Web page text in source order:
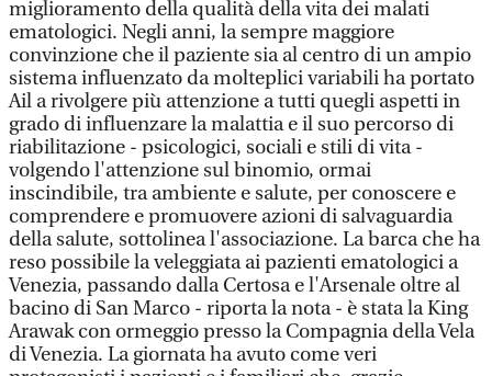
miglioramento della qualità della vita dei malati
ematologici. Negli anni, la sempre maggiore
convinzione che il paziente sia al centro di un ampio
sistema influenzato da molteplici variabili ha portato
Ail a rivolgere più attenzione a tutti quegli aspetti in
grado di influenzare la malattia e il suo percorso di
riabilitazione - psicologici, sociali e stili di vita -
volgendo l'attenzione sul binomio, ormai
inscindibile, tra ambiente e salute, per conoscere e
comprendere e promuovere azioni di salvaguardia
della salute, sottolinea l'associazione. La barca che ha
reso possibile la veleggiata ai pazienti ematologici a
Venezia, passando dalla Certosa e l'Arsenale oltre al
bacino di San Marco - riporta la nota - è stata la King
Arawak con ormeggio presso la Compagnia della Vela
di Venezia. La giornata ha avuto come veri